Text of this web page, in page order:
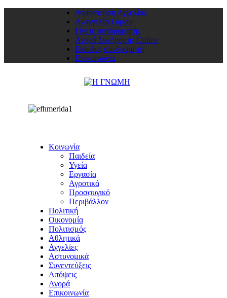
Δημοσιεύση Αγγελίας
Αναγγελία Γάμου
Γίνετε συνδρομητής
Αγορά Συνδρομής Online
Είσοδος συνδρομητή
Επικοινωνία
Κοινωνία
Παιδεία
Υγεία
Εργασία
Αγροτικά
Προσφυγικό
Περιβάλλον
Πολιτική
Οικονομία
Πολιτισμός
Αθλητικά
Αγγελίες
Αστυνομικά
Συνεντεύξεις
Απόψεις
Αγορά
Επικοινωνία